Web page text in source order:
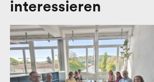
interessieren